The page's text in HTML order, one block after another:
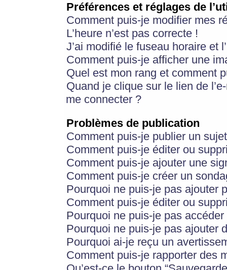
Préférences et réglages de
Comment puis-je modifier mes
L’heure n’est pas correcte !
J’ai modifié le fuseau horaire et
Comment puis-je afficher une
Quel est mon rang et comment
Quand je clique sur le lien de
me connecter ?
Problèmes de publication
Comment puis-je publier un
Comment puis-je éditer ou
Comment puis-je ajouter une
Comment puis-je créer un
Pourquoi ne puis-je pas ajouter
Comment puis-je éditer ou
Pourquoi ne puis-je pas
Pourquoi ne puis-je pas ajouter
Pourquoi ai-je reçu un
Comment puis-je rapporter des